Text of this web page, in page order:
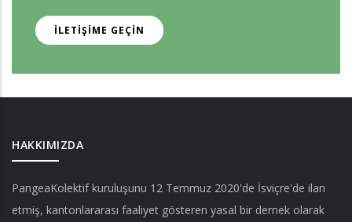
İLETIŞIME GEÇIN
HAKKIMIZDA
PangeaKolektifkuruluşunu 12 Temmuz 2020'de İsviçre'de ilan
etmiş, kantonlararası faaliyet gösteren yasal bir dernek olarak